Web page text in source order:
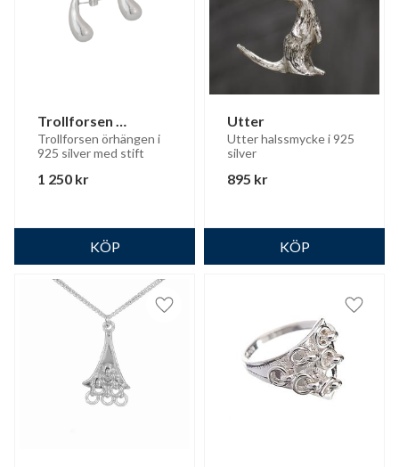
Trollforsen
örhängen
Trollforsen örhängen i
925 silver med stift
1 250 kr
Utter
Utter halssmycke i 925
silver
895 kr
Lägg till i favoriter Lägg